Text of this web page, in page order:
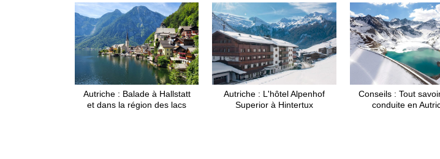
Autriche : Balade à Hallstatt
et dans la région des lacs
Autriche : L'hôtel Alpenhof
Superior à Hintertux
Conseils : Tout
conduite en